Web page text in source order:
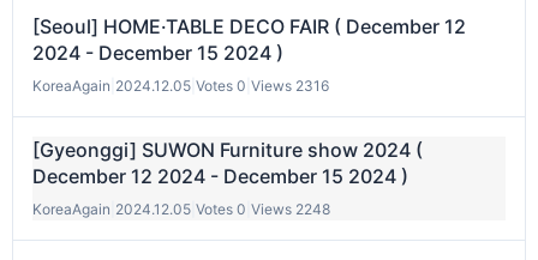
[Seoul] HOME·TABLE DECO FAIR ( December 12
2024 - December 15 2024 )
KoreaAgain 2024.12.05 Votes 0 Views 2316
[Gyeonggi] SUWON Furniture show 2024 (
December 12 2024 - December 15 2024 )
KoreaAgain 2024.12.05 Votes 0 Views 2248